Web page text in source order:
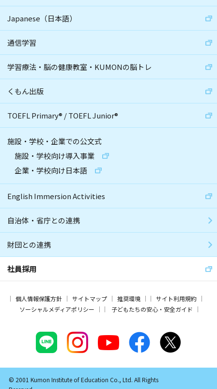
Japanese（日本語）
通信学習
学習療法・脳の健康教室・KUMONの脳トレ
くもん出版
TOEFL Primary® /TOEFL Junior®
施設・学校・企業での公文式
施設・学校向け導入事業
企業・学校向け日本語
English Immersion Activities
自治体・省庁との連携
財団との連携
社員採用
個人情報保護方針 サイトマップ 推奨環境
サイト利用規約
ソーシャルメディアポリシー
子どもたちの安心・安全ガイド
© 2001 Kumon Institute of Education Co., Ltd. All Rights